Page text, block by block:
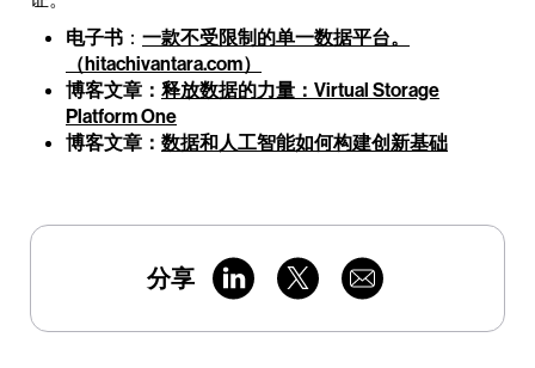
电子书 ： 一款不受限制的单一数据平台。
（hitachivantara.com）
博客文章： 释放数据的力量：Virtual Storage
Platform One
博客文章： 数据和人工智能如何构建创新基础
分享